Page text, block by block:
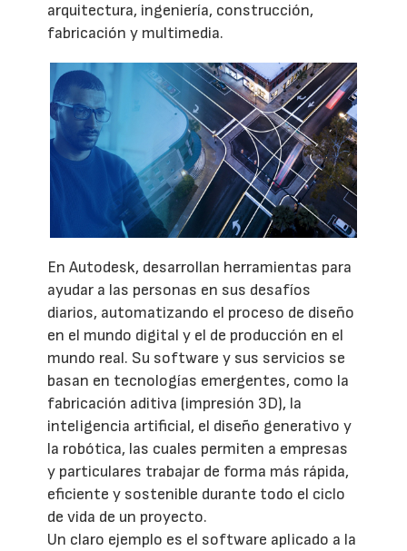
arquitectura, ingeniería, construcción,
fabricación y multimedia.
En Autodesk, desarrollan herramientas para
ayudar a las personas en sus desafíos
diarios, automatizando el proceso de diseño
en el mundo digital y el de producción en el
mundo real. Su software y sus servicios se
basan en tecnologías emergentes, como la
fabricación aditiva (impresión 3D), la
inteligencia artificial, el diseño generativo y
la robótica, las cuales permiten a empresas
y particulares trabajar de forma más rápida,
eficiente y sostenible durante todo el ciclo
de vida de un proyecto.
Un claro ejemplo es el software aplicado a la